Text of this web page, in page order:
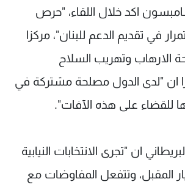
اكد خلال اللقاء، "حرص
في تقديم الدعم للبنان"، مركزا
الارهاب وتهريب السلاح
ان "لدى الدول مصلحة مشتركة في
للقضاء على هذه الآفات".
ان "تجرى الانتخابات النيابية
المقبل، وتتفعل المفاوضات مع